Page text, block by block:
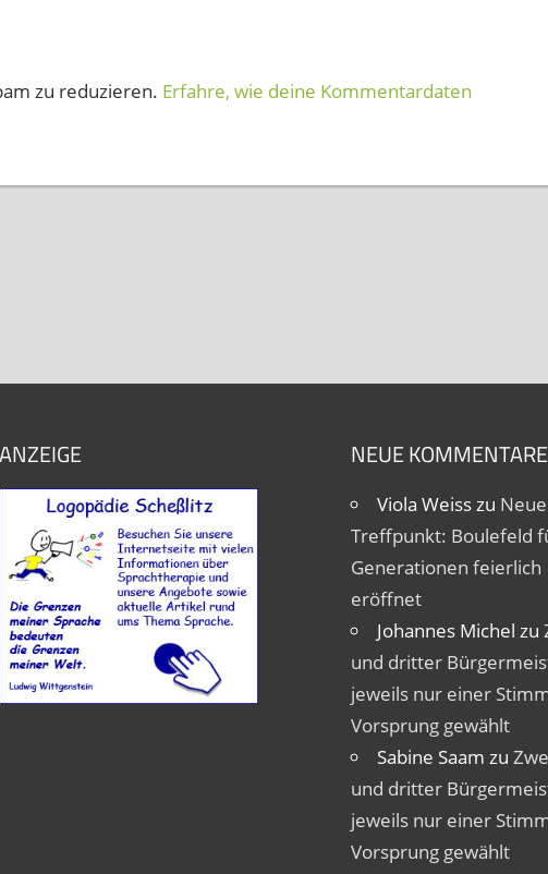
zu reduzieren. Erfahre, wie deine Kommentardaten
ANZEIGE NEUE KOMMENTARE
Viola Weisszu
Treffpunkt: Boulefeld
Generationen feierlich
eröffnet
Johannes Michel zu
und dritter
jeweils nur einer
Vorsprung gewählt
Sabine Saam zu
und dritter
jeweils nur einer
Vorsprung gewählt